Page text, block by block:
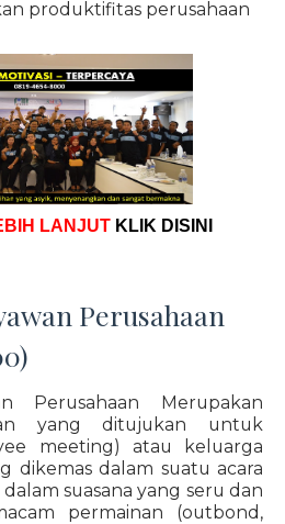
produktifitas perusahaan
LANJUT KLIK DISINI
Perusahaan
Perusahaan Merupakan
yang ditujukan untuk
meeting) atau keluarga
dikemas dalam suatu acara
suasana yang seru dan
permainan (outbond,